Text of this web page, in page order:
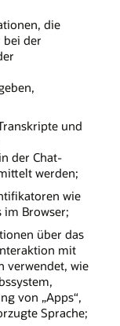
die
bei der
und
der Chat-
werden;
wie
im Browser;
über das
mit
verwendet, wie
von „Apps“,
Sprache;